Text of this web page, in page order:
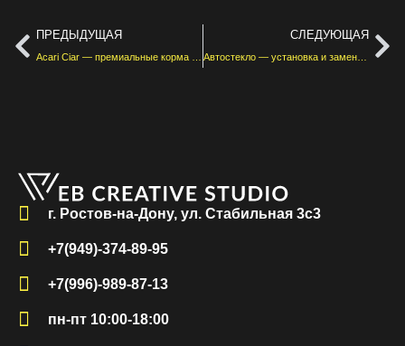
ПРЕДЫДУЩАЯ СЛЕДУЮЩАЯ
Автостекло — установка и замена автостекол
г. Ростов-на-Дону, ул. Стабильная 3с3
+7(949)-374-89-95
+7(996)-989-87-13
пн-пт 10:00-18:00